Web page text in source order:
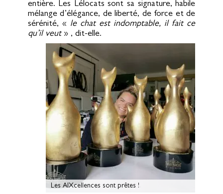
entière. Les Lélocats sont sa signature, habile
mélange d’élégance, de liberté, de force et de
sérénité, « le chat est indomptable, il fait ce
qu’il veut» , dit-elle.
Les AIXcellences sont prêtes !